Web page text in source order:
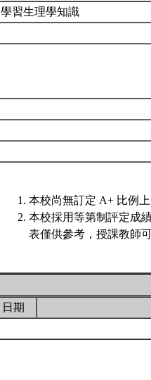
學習生理學知識
本校尚無訂定 A+ 比例
本校採用等第制評定成
表僅供參考，授課教師
日期